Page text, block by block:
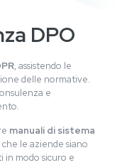
DPO
, assistendo le
delle normative.
e
manuali di sistema
le aziende siano
in modo sicuro e